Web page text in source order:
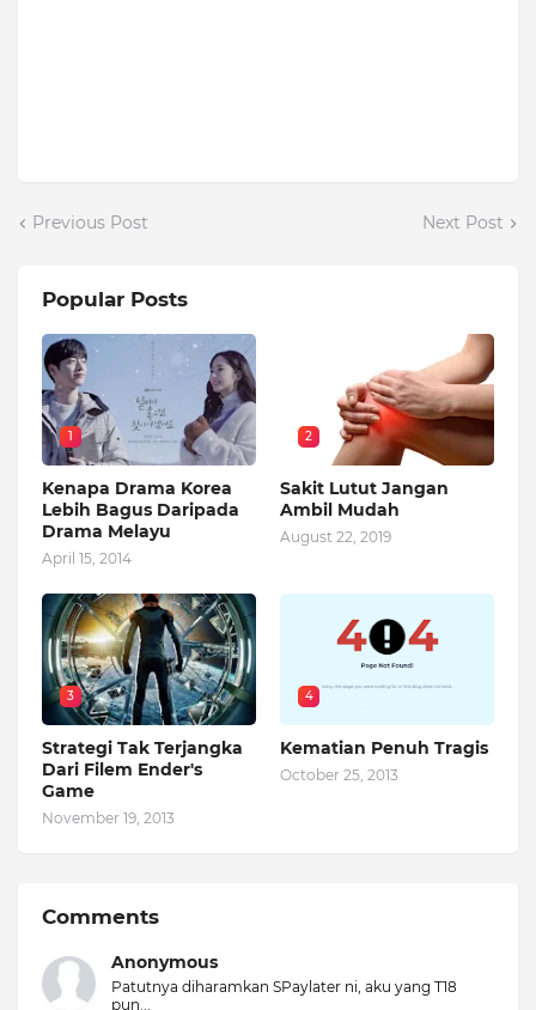
Previous Post Next Post
Popular Posts
1
Kenapa Drama Korea
Lebih Bagus Daripada
Drama Melayu
April 15, 2014
2
Sakit Lutut Jangan
Ambil Mudah
August 22, 2019
3
Strategi Tak Terjangka
Dari Filem Ender's
Game
November 19, 2013
4
Kematian Penuh Tragis
October 25, 2013
Comments
Anonymous
Patutnya diharamkan SPaylater ni, aku yang T18
pun...